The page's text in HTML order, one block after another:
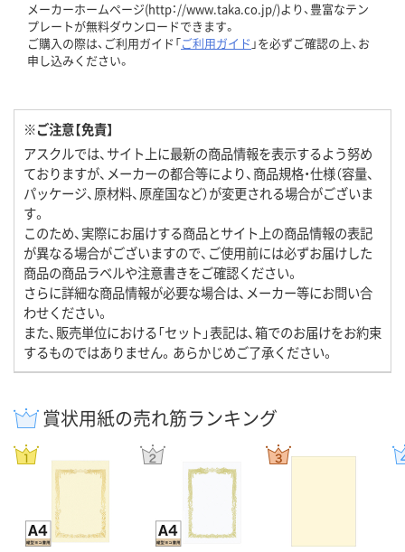
メーカーホームページ(http：//www.taka.co.jp/)より、豊富なテン
プレートが無料ダウンロードできます。
ご購入の際は、ご利用ガイド「ご利用ガイド 」を必ずご確認の上、お
申し込みください。
※ご注意【免責】
アスクルでは、サイト上に最新の商品情報を表示するよう努め
ておりますが、メーカーの都合等により、商品規格・仕様（容量、
パッケージ、原材料、原産国など）が変更される場合がございま
す。
このため、実際にお届けする商品とサイト上の商品情報の表記
が異なる場合がございますので、ご使用前には必ずお届けした
商品の商品ラベルや注意書きをご確認ください。
さらに詳細な商品情報が必要な場合は、メーカー等にお問い合
わせください。
また、販売単位における「セット」表記は、箱でのお届けをお約束
するものではありません。あらかじめご了承ください。
賞状用紙の売れ筋ランキング